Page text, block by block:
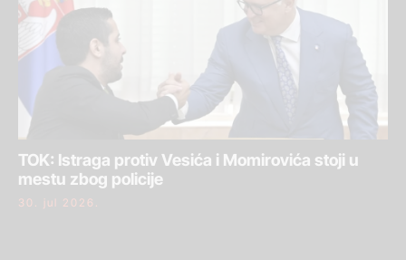
TOK: Istraga protiv Vesića i Momirovića stoji u
mestu zbog policije
30. jul 2026.